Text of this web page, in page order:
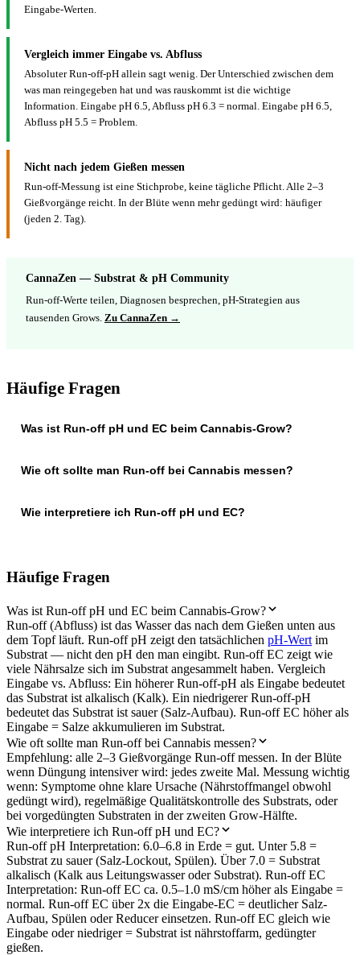
Eingabe-Werten.
Vergleich immer Eingabe vs. Abfluss
Absoluter Run-off-pH allein sagt wenig. Der Unterschied zwischen dem
was man reingegeben hat und was rauskommt ist die wichtige
Information. Eingabe pH 6.5, Abfluss pH 6.3 = normal. Eingabe pH 6.5,
Abfluss pH 5.5 = Problem.
Nicht nach jedem Gießen messen
Run-off-Messung ist eine Stichprobe, keine tägliche Pflicht. Alle 2–3
Gießvorgänge reicht. In der Blüte wenn mehr gedüngt wird: häufiger
(jeden 2. Tag).
CannaZen — Substrat & pH Community
Run-off-Werte teilen, Diagnosen besprechen, pH-Strategien aus
tausenden Grows. Zu CannaZen →
Häufige Fragen
Was ist Run-off pH und EC beim Cannabis-Grow?
Wie oft sollte man Run-off bei Cannabis messen?
Wie interpretiere ich Run-off pH und EC?
Häufige Fragen
Was ist Run-off pH und EC beim Cannabis-Grow?
Run-off (Abfluss) ist das Wasser das nach dem Gießen unten aus
dem Topf läuft. Run-off pH zeigt den tatsächlichen pH-Wert im
Substrat — nicht den pH den man eingibt. Run-off EC zeigt wie
viele Nährsalze sich im Substrat angesammelt haben. Vergleich
Eingabe vs. Abfluss: Ein höherer Run-off-pH als Eingabe bedeutet
das Substrat ist alkalisch (Kalk). Ein niedrigerer Run-off-pH
bedeutet das Substrat ist sauer (Salz-Aufbau). Run-off EC höher als
Eingabe = Salze akkumulieren im Substrat.
Wie oft sollte man Run-off bei Cannabis messen?
Empfehlung: alle 2–3 Gießvorgänge Run-off messen. In der Blüte
wenn Düngung intensiver wird: jedes zweite Mal. Messung wichtig
wenn: Symptome ohne klare Ursache (Nährstoffmangel obwohl
gedüngt wird), regelmäßige Qualitätskontrolle des Substrats, oder
bei vorgedüngten Substraten in der zweiten Grow-Hälfte.
Wie interpretiere ich Run-off pH und EC?
Run-off pH Interpretation: 6.0–6.8 in Erde = gut. Unter 5.8 =
Substrat zu sauer (Salz-Lockout, Spülen). Über 7.0 = Substrat
alkalisch (Kalk aus Leitungswasser oder Substrat). Run-off EC
Interpretation: Run-off EC ca. 0.5–1.0 mS/cm höher als Eingabe =
normal. Run-off EC über 2x die Eingabe-EC = deutlicher Salz-
Aufbau, Spülen oder Reducer einsetzen. Run-off EC gleich wie
Eingabe oder niedriger = Substrat ist nährstoffarm, gedüngter
gießen.